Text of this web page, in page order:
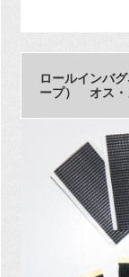
ロールインバ
ープ） オス・